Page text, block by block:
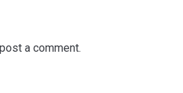
a comment.